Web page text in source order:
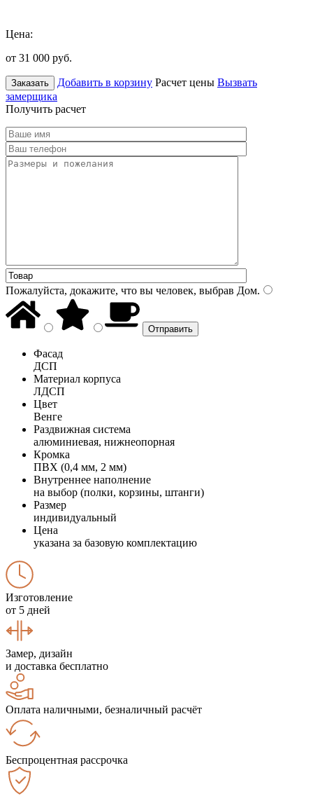
Цена:
от 31 000 руб.
Заказать Добавить в корзину Расчет цены Вызвать
замерщика
Получить расчет
Пожалуйста, докажите, что вы человек, выбрав Дом.
Фасад
ДСП
Материал корпуса
ЛДСП
Цвет
Венге
Раздвижная система
алюминиевая, нижнеопорная
Кромка
ПВХ (0,4 мм, 2 мм)
Внутреннее наполнение
на выбор (полки, корзины, штанги)
Размер
индивидуальный
Цена
указана за базовую комплектацию
Изготовление
от 5 дней
Замер, дизайн
и доставка бесплатно
Оплата наличными, безналичный расчёт
Беспроцентная рассрочка